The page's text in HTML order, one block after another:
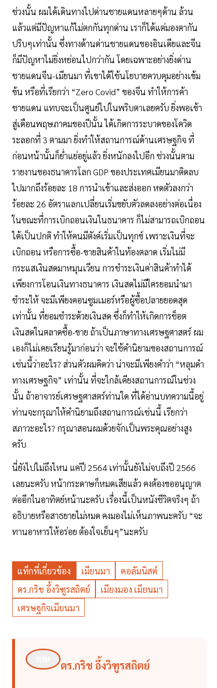
ช่วงนั้น ผมได้เดินทางไปด่านชายแดนหลายๆด้าน ล้วน
แล้วแต่มีปัญหาแก้ไม่ตกกันทุกด่าน เราก็ได้แต่มองตากัน
ปริบๆเท่านั้น ซึ่งทางด้านด่านชายแดนของอินเดียและจีน
ก็มีปัญหาไม่ยิ่งหย่อนไปกว่ากัน โดยเฉพาะอย่างยิ่งด่าน
ชายแดนจีน-เมียนมา ที่เขาได้ใช้นโยบายควบคุมอย่างเข้ม
ข้น หรือที่เรียกว่า “Zero Covid” ของจีน ทำให้การค้า
ชายแดน แทบจะเป็นศูนย์ไปในพริบตาเลยครับ ยิ่งพอเข้า
สู่เดือนพฤษภาคมของปีนั้น ได้เกิดการระบาดของโควิด
ระลอกที่ 3 ตามมา ยิ่งทำให้สถานการณ์ด้านเศรษฐกิจ ที่
ก่อนหน้านั้นก็ย่ำแย่อยู่แล้ว ยิ่งหนักลงไปอีก ช่วงนั้นตาม
รายงานของธนาคารโลก GDP ของประเทศเมียนมาติดลบ
ไปมากถึงร้อยละ 18 การนำเข้าและส่งออก หดตัวลงกว่า
ร้อยละ 26 อัตราแลกเปลี่ยนเริ่มขยับตัวลดลงอย่างต่อเนื่อง
ในขณะที่การเบิกถอนเงินในธนาคาร ก็ไม่สามารถเบิกถอน
ได้เป็นปกติ ทำให้คนมีตังค์เริ่มเป็นทุกข์ เพราะเงินที่จะ
เบิกถอน หรือการซื้อ-ขายสินค้าในท้องตลาด เริ่มไม่มี
กระแสเงินสดมาหมุนเวียน การชำระเงินค่าสินค้าทำได้
เพียงการโอนเงินทางธนาคาร เงินสดไม่มีใครยอมนำมา
ชำระให้ จะมีเพียงคอนซูมเมอร์หรือผู้ซื้อปลายยอดสุด
เท่านั้น ที่ยอมชำระด้วยเงินสด ซึ่งก็ทำให้เกิดการช็อต
เงินสดในตลาดซื้อ-ขาย ถ้าเป็นภาษาทางเศรษฐศาสตร์ ผม
เองก็ไม่เคยเรียนรู้มาก่อนว่า จะใช้คำนิยามของสถานการณ์
เช่นนี้ว่าอะไร? ส่วนตัวผมคิดว่า น่าจะมีเพียงคำว่า “หลุมดำ
ทางเศรษฐกิจ” เท่านั้น ที่จะใกล้เคียงสถานการณ์ในช่วง
นั้น ถ้าอาจารย์เศรษฐศาสตร์ท่านใด ที่ได้อ่านบทความนี้อยู่
ท่านจะกรุณาให้คำนิยามถึงสถานการณ์เช่นนี้ เรียกว่า
สภาวะอะไร? กรุณาสอนผมด้วยจักเป็นพระคุณอย่างสูง
ครับ
นี่ยังไปไม่ถึงไหน แค่ปี 2564 เท่านั้นยังไม่จบถึงปี 2566
เลยนะครับ หน้ากระดาษก็หมดเสียแล้ว คงต้องขออนุญาต
ต่ออีกในอาทิตย์หน้านะครับ เรื่องนี้เป็นหนังชีวิตจริงๆ ถ้า
อธิบายหรือสาธยายไม่หมด คงมองไม่เห็นภาพนะครับ “จะ
ทานอาหารให้อร่อย ต้องใจเย็นๆ”นะครับ
แท็กที่เกี่ยวข้อง เมียนมา
คอลัมนิสต์
ดร.กริช อึ้งวิฑูรสถิตย์
เมียงมอง เมียนมา
เศรษฐกิจเมียนมา
ดร.กริช อึ้งวิฑูรสถิตย์